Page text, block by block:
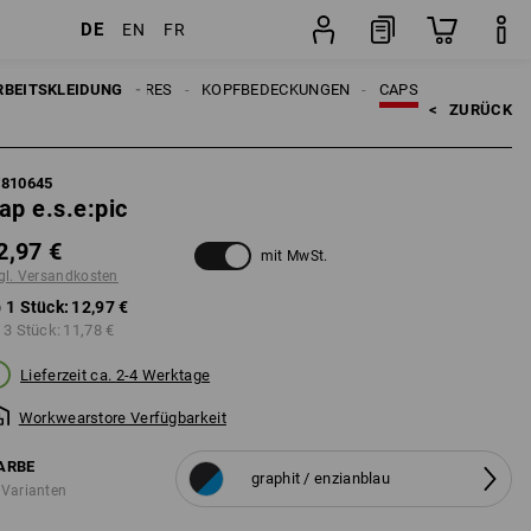
DE EN FR
CAPS
KOPFBEDECKUNGEN
ACCESSOIRES
< ZURÜCK
e.s.e:pic
€
Versandkosten
mit MwSt.
1 Stück: 12,97 €
3 Stück: 11,78 €
Lieferzeit ca. 2-4 Werktage
Workwearstore Verfügbarkeit
graphit / enzianblau